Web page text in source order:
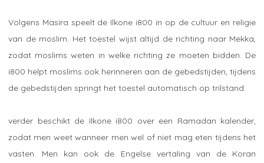
Volgens Masira speelt de Ilkone i800 in op de cultuur en religie
van de moslim. Het toestel wijst altijd de richting naar Mekka,
zodat moslims weten in welke richting ze moeten bidden. De
i800 helpt moslims ook herinneren aan de gebedstijden, tijdens
de gebedstijden springt het toestel automatisch op trilstand.
verder beschikt de Ilkone i800 over een Ramadan kalender,
zodat men weet wanneer men wel of niet mag eten tijdens het
vasten. Men kan ook de Engelse vertaling van de Koran